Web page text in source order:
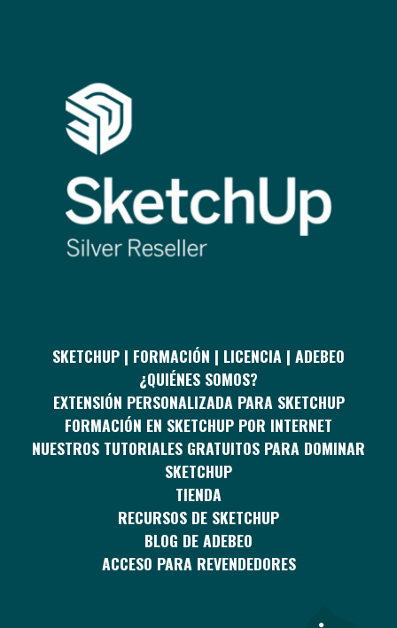
SKETCHUP | FORMACIÓN | LICENCIA | ADEBEO
¿QUIÉNES SOMOS?
EXTENSIÓN PERSONALIZADA PARA SKETCHUP
FORMACIÓN EN SKETCHUP POR INTERNET
NUESTROS TUTORIALES GRATUITOS PARA DOMINAR
SKETCHUP
TIENDA
RECURSOS DE SKETCHUP
BLOG DE ADEBEO
ACCESO PARA REVENDEDORES